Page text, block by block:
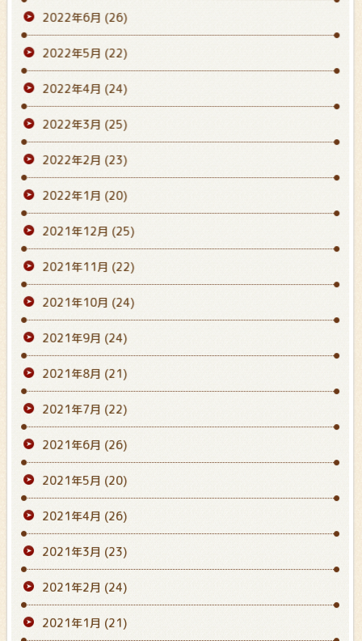
2022年6月 (26)
2022年5月 (22)
2022年4月 (24)
2022年3月 (25)
2022年2月 (23)
2022年1月 (20)
2021年12月 (25)
2021年11月 (22)
2021年10月 (24)
2021年9月 (24)
2021年8月 (21)
2021年7月 (22)
2021年6月 (26)
2021年5月 (20)
2021年4月 (26)
2021年3月 (23)
2021年2月 (24)
2021年1月 (21)